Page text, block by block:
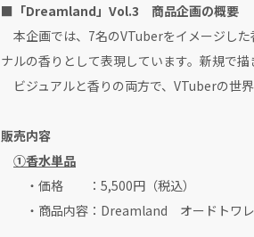
■「Dreamland」Vol.3 商品企画の概要
本企画では、7名のVTuberをイメージし
ナルの香りとして表現しています。新規で
ビジュアルと香りの両方で、VTuberの世
販売内容
①香水単品
・価格 ：5,500円（税込）
・商品内容：Dreamland オードトワレ